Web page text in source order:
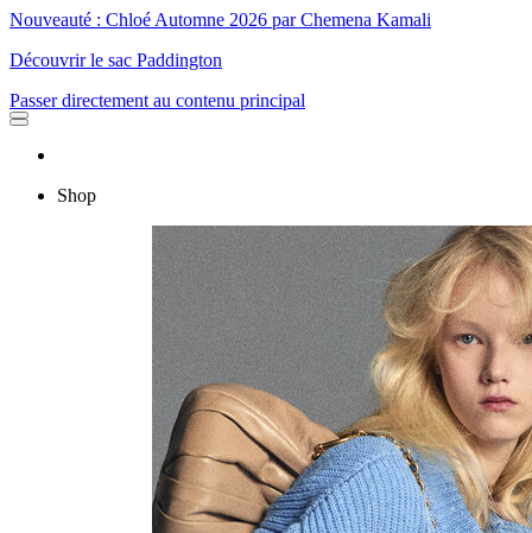
Nouveauté : Chloé Automne 2026 par Chemena Kamali
Découvrir le sac Paddington
Passer directement au contenu principal
Shop